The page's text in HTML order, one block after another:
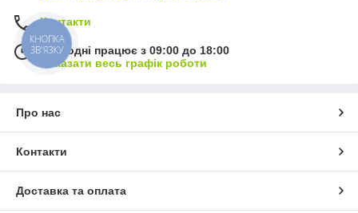
Контакти
Сьогодні працює з 09:00 до 18:00
Показати весь графік роботи
Про нас
Контакти
Доставка та оплата
КНОПКА
ЗВ'ЯЗКУ